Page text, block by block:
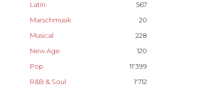
567
Latin
20
Marschmusik
228
Musical
120
New Age
11'399
Pop
1'712
R&B & Soul